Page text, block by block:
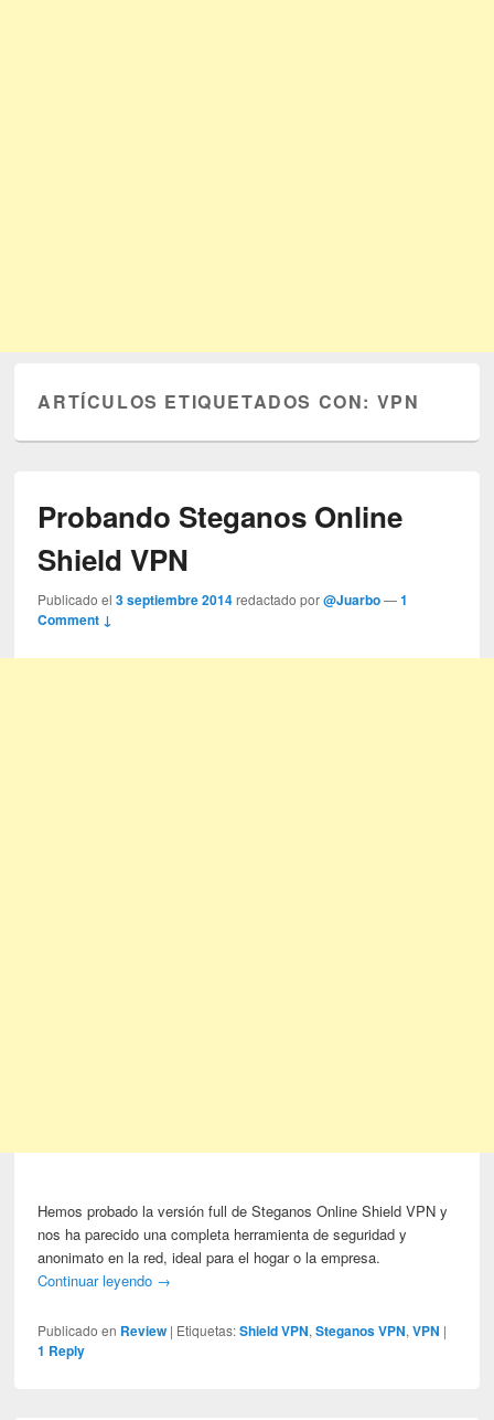
ARTÍCULOS ETIQUETADOS CON: VPN
Probando Steganos Online
Shield VPN
Publicado el3 septiembre 2014 redactado por@Juarbo —1
Comment ↓
Hemos probado la versión full de Steganos Online Shield VPN y
nos ha parecido una completa herramienta de seguridad y
anonimato en la red, ideal para el hogar o la empresa.
Continuar leyendo →
Publicado en Review | Etiquetas: Shield VPN,Steganos VPN,VPN |
1 Reply